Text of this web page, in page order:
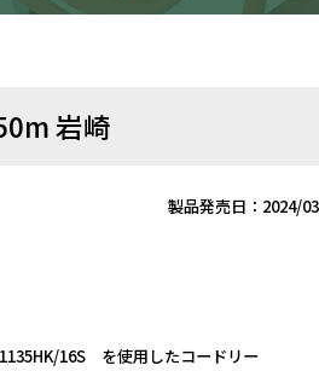
岩崎
製品発売日：2024/
16S を使用したコードリー